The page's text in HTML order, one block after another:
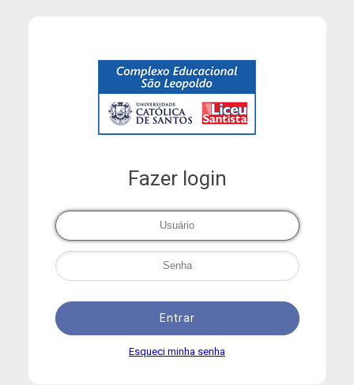
Fazer login
Entrar
Esqueci minha senha